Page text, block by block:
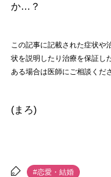
か…？
この記事に記載された症状や
状を説明したり治療を保証し
ある場合は医師にご相談くだ
(まろ)
#恋愛・結婚